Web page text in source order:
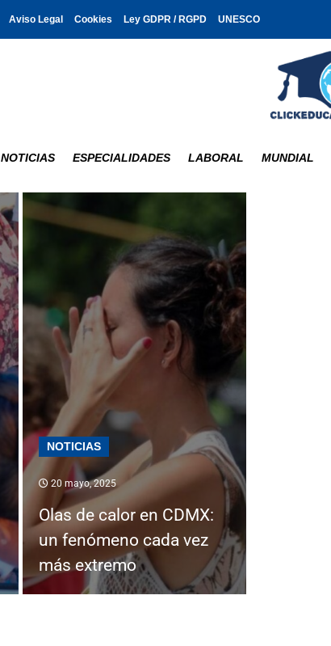
Aviso Legal Cookies Ley GDPR / RGPD UNESCO
NOTICIAS ESPECIALIDADES LABORAL MUNDIAL
NOTICIAS
20 mayo, 2025
Olas de calor en CDMX:
un fenómeno cada vez
más extremo